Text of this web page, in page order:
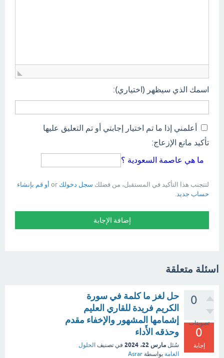
اسمك الذي سيظهر (اختياري):
أعلمني إذا ما تم اختيار إجابتي أو تم التعليق عليها
تأكيد مانع الإزعاج:
ما هي عاصمة السعودية ؟
لتتجنب هذا التأكيد في المستقبل، من فضلك سجل دخولك
أو قم بإنشاء
حساب جديد
اسئلة متعلقة
0
تصويتات
0
إجابة
حل لغز ما كلمة في سورة
الكريم فريدة للقاري العليم
إشمامها المشهور والإخفاء مقدم
وحذقه الأَداء
سُئل مارس 22، 2024 في تصنيف الحلول
العامة بواسطة Asrar